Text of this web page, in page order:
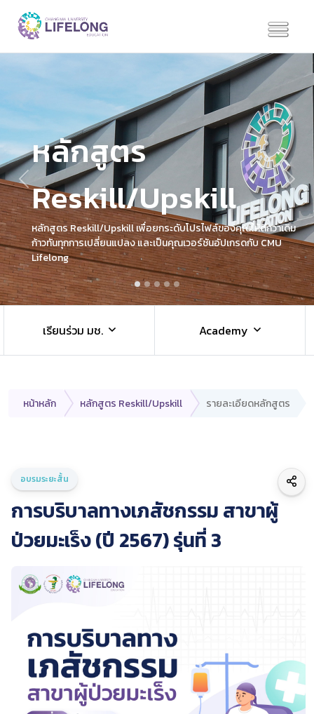
หลักสูตร
Reskill/Upskill
หลักสูตร Reskill/Upskill เพื่อยกระดับโปรไฟล์ของคุณให้ดีกว่าเดิม
ก้าวทันทุกการเปลี่ยนแปลง และเป็นคุณเวอร์ชันอัปเกรดกับ CMU
Lifelong
Previous Next
เรียนร่วม มช. Academy
หน้าหลัก หลักสูตร Reskill/Upskill รายละเอียดหลักสูตร
อบรมระยะสั้น
การบริบาลทางเภสัชกรรม สาขาผู้
ป่วยมะเร็ง (ปี 2567) รุ่นที่ 3